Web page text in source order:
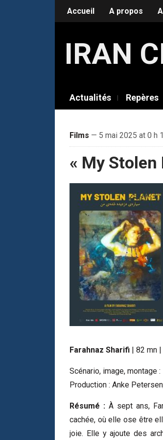
Accueil A propos
IRAN
Actualités Repères
Films — 5 mai 2025 at 0 h
« My
Farahnaz Sharifi | 82 mn
Scénario, image, montage
Production : Anke
Résumé : À sept ans,
cachée, où elle ose être
joie. Elle y ajoute des